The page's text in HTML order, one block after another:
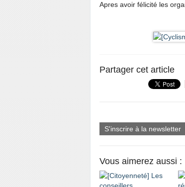
Apres avoir félicité les
Partager cet article
S'inscrire à la newsletter
Vous aimerez aussi :